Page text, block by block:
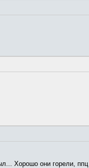
Хорошо они горели, ппц